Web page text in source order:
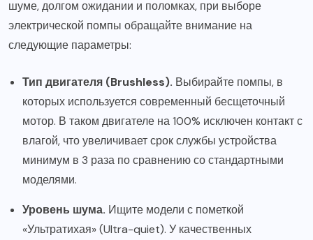
шуме, долгом ожидании и поломках, при выборе
электрической помпы обращайте внимание на
следующие параметры:
Тип двигателя (Brushless). Выбирайте помпы, в
которых используется современный бесщеточный
мотор. В таком двигателе на 100% исключен контакт с
влагой, что увеличивает срок службы устройства
минимум в 3 раза по сравнению со стандартными
моделями.
Уровень шума. Ищите модели с пометкой
«Ультратихая» (Ultra-quiet). У качественных